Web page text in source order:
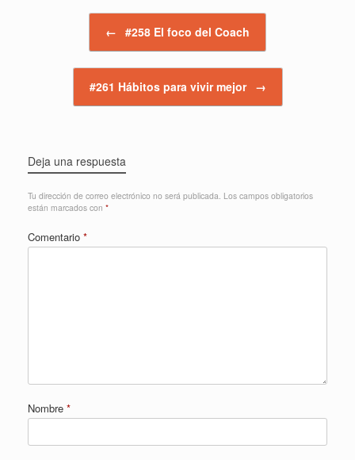
← #258 El foco del Coach
#261 Hábitos para vivir mejor →
Deja una respuesta
Tu dirección de correo electrónico no será publicada. Los campos obligatorios
están marcados con *
Comentario *
Nombre *